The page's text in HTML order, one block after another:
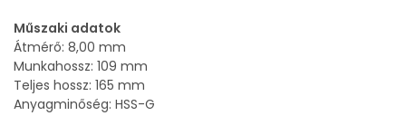
Műszaki adatok
Átmérő: 8,00 mm
Munkahossz: 109 mm
Teljes hossz: 165 mm
Anyagminőség: HSS-G